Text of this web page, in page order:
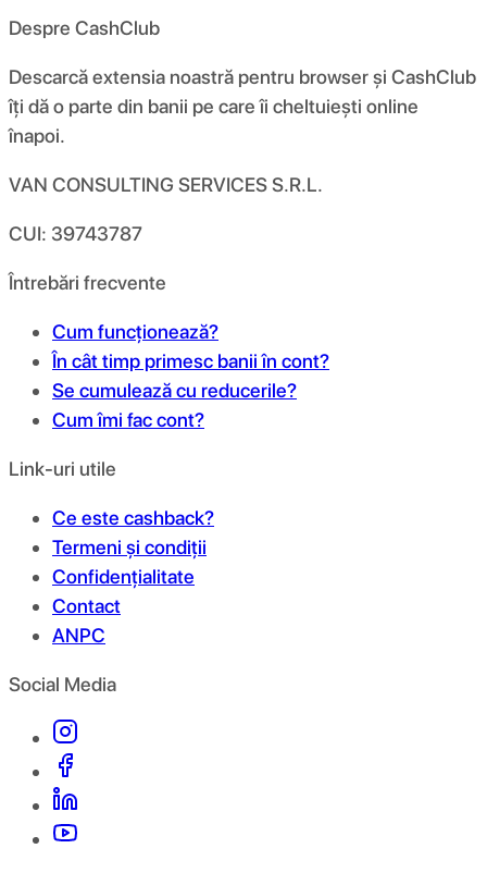
Despre CashClub
Descarcă extensia noastră pentru browser și CashClub
îți dă o parte din banii pe care îi cheltuiești online
înapoi.
VAN CONSULTING SERVICES S.R.L.
CUI: 39743787
Întrebări frecvente
Cum funcționează?
În cât timp primesc banii în cont?
Se cumulează cu reducerile?
Cum îmi fac cont?
Link-uri utile
Ce este cashback?
Termeni și condiții
Confidențialitate
Contact
ANPC
Social Media